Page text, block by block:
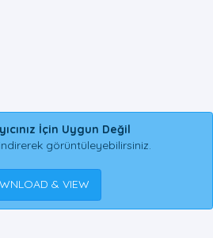
İçin Uygun Değil
görüntüleyebilirsiniz.
& VIEW